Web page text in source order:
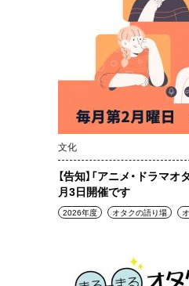
文化
【告知】「アニメ・ドラマ
月3日開催です
2026年度 オタクの語り場